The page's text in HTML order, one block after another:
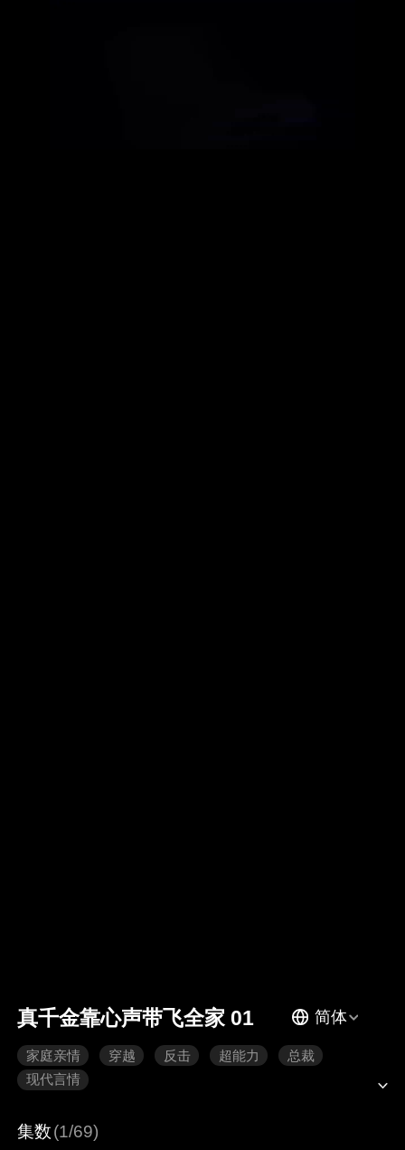
真千金靠心声带飞全家 01 简体
家庭亲情 穿越 反击 超能力
总裁
现代言情
集数(1/69)